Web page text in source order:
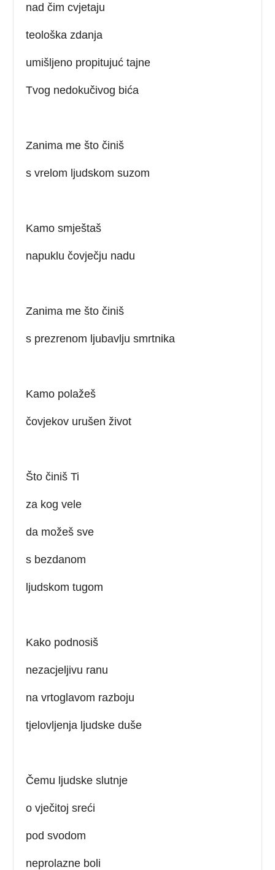
nad čim cvjetaju
teološka zdanja
umišljeno propitujuć tajne
Tvog nedokučivog bića
Zanima me što činiš
s vrelom ljudskom suzom
Kamo smještaš
napuklu čovječju nadu
Zanima me što činiš
s prezrenom ljubavlju smrtnika
Kamo polažeš
čovjekov urušen život
Što činiš Ti
za kog vele
da možeš sve
s bezdanom
ljudskom tugom
Kako podnosiš
nezacjeljivu ranu
na vrtoglavom razboju
tjelovljenja ljudske duše
Čemu ljudske slutnje
o vječitoj sreći
pod svodom
neprolazne boli